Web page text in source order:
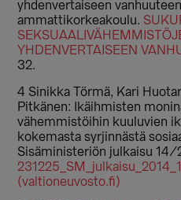
yhdenvertaiseen
ammattikorkeakoulu.
YHDENVERTAISEEN
32.
4 Sinikka Törmä, Kari
Pitkänen: Ikäihmisten
vähemmistöihin kuuluvien
kokemasta syrjinnästä
Sisäministeriön julkaisu 14/
(valtioneuvosto.fi)